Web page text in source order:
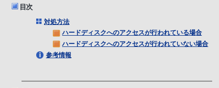
目次
対処方法
ハードディスクへのアクセスが行われている場合
ハードディスクへのアクセスが行われていない場合
参考情報